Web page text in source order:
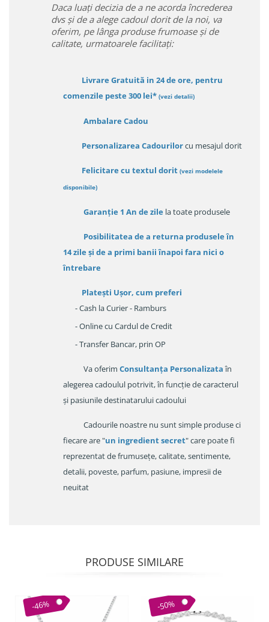
Daca luați decizia de a ne acorda încrederea
dvs și de a alege cadoul dorit de la noi, va
oferim, pe lânga produse frumoase și de
calitate, urmatoarele facilitați:
Livrare Gratuită in 24 de ore, pentru
comenzile peste 300 lei* (vezi detalii)
Ambalare Cadou
Personalizarea Cadourilorcu mesajul dorit
Felicitare cu textul dorit (vezi modelele
disponibile)
Garanție 1 An de zile la toate produsele
Posibilitatea de a returna produsele în
14 zileși de a primi banii înapoi fara nici o
întrebare
Platești Ușor, cum preferi
- Cash la Curier - Ramburs
- Online cu Cardul de Credit
- Transfer Bancar, prin OP
Va oferim Consultanța Personalizataîn
alegerea cadoulul potrivit, în funcție de caracterul
și pasiunile destinatarului cadoului
Cadourile noastre nu sunt simple produse ci
fiecare are "un ingredient secret" care poate fi
reprezentat de frumusețe, calitate, sentimente,
detalii, poveste, parfum, pasiune, impresii de
neuitat
PRODUSE SIMILARE
-46% -50%